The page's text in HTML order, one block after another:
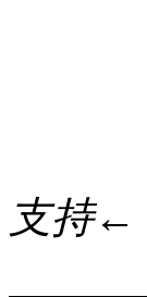
支持←